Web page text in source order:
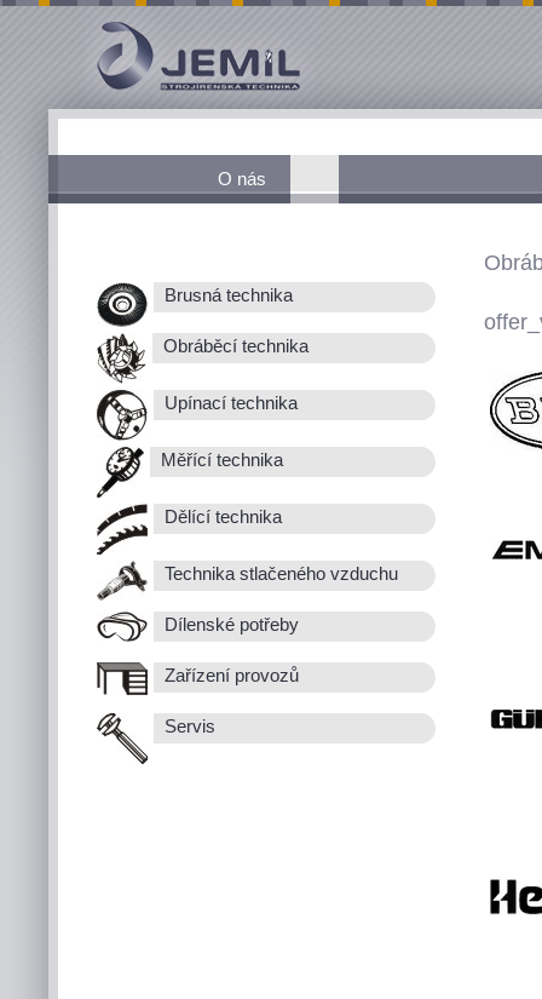
O nás
Brusná technika
Obráběcí technika
Upínací technika
Měřící technika
Dělící technika
Technika stlačeného vzduchu
Dílenské potřeby
Zařízení provozů
Servis